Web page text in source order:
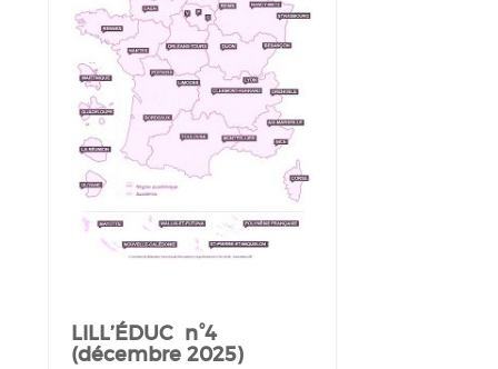
LILL’ÉDUC n°4
(décembre 2025)